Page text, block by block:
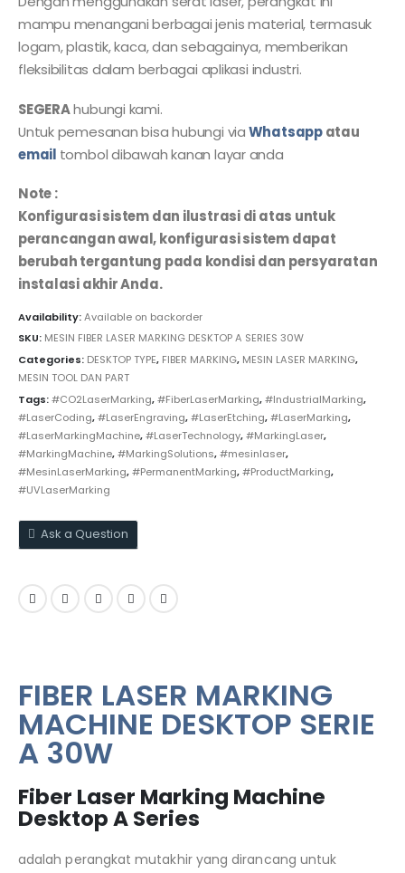
mampu menangani berbagai jenis material, termasuk
logam, plastik, kaca, dan sebagainya, memberikan
fleksibilitas dalam berbagai aplikasi industri.
SEGERAhubungi kami.
Untuk pemesanan bisa hubungi viaWhatsappatau
email tombol dibawah kanan layar anda
Note :
Konfigurasi sistem dan ilustrasi di atas untuk
perancangan awal, konfigurasi sistem dapat
berubah tergantung pada kondisi dan persyaratan
instalasi akhir Anda.
Availability:Available on backorder
SKU: MESIN FIBER LASER MARKING DESKTOP A SERIES 30W
Categories: DESKTOP TYPE, FIBER MARKING, MESIN LASER MARKING,
MESIN TOOL DAN PART
Tags:#CO2LaserMarking,#FiberLaserMarking,#IndustrialMarking,
#LaserCoding,#LaserEngraving,#LaserEtching,#LaserMarking,
#LaserMarkingMachine,#LaserTechnology,#MarkingLaser,
#MarkingMachine,#MarkingSolutions,#mesinlaser,
#MesinLaserMarking,#PermanentMarking,#ProductMarking,
#UVLaserMarking
Ask a Question
FIBER LASER MARKING
MACHINE DESKTOP SERIE
A 30W
Fiber Laser Marking Machine
Desktop A Series
adalah perangkat mutakhir yang dirancang untuk